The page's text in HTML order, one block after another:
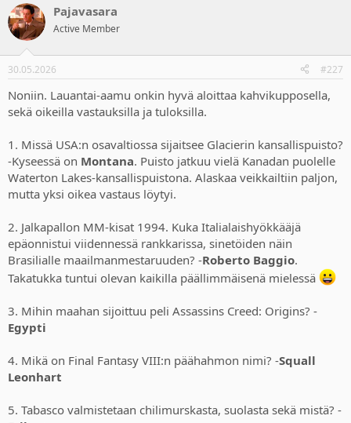
c
t
i
s
Pajavasara
Active Member
30.05.2026 #227
Noniin. Lauantai-aamu onkin hyvä aloittaa kahvikupposella,
sekä oikeilla vastauksilla ja tuloksilla.
1. Missä USA:n osavaltiossa sijaitsee Glacierin kansallispuisto?
-Kyseessä on Montana. Puisto jatkuu vielä Kanadan puolelle
Waterton Lakes-kansallispuistona. Alaskaa veikkailtiin paljon,
mutta yksi oikea vastaus löytyi.
2. Jalkapallon MM-kisat 1994. Kuka Italialaishyökkääjä
epäonnistui viidennessä rankkarissa, sinetöiden näin
Brasilialle maailmanmestaruuden? -Roberto Baggio.
Takatukka tuntui olevan kaikilla päällimmäisenä mielessä
3. Mihin maahan sijoittuu peli Assassins Creed: Origins? -
Egypti
4. Mikä on Final Fantasy VIII:n päähahmon nimi? -Squall
Leonhart
5. Tabasco valmistetaan chilimurskasta, suolasta sekä mistä? -